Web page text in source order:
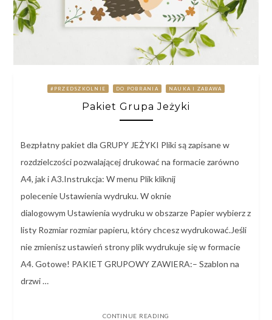
#PRZEDSZKOLNIE DO POBRANIA NAUKA I ZABAWA
Pakiet Grupa Jeżyki
Bezpłatny pakiet dla GRUPY JEŻYKI Pliki są zapisane w
rozdzielczości pozwalającej drukować na formacie zarówno
A4, jak i A3.Instrukcja: W menu Plik kliknij
polecenie Ustawienia wydruku. W oknie
dialogowym Ustawienia wydruku w obszarze Papier wybierz z
listy Rozmiar rozmiar papieru, który chcesz wydrukować.Jeśli
nie zmienisz ustawień strony plik wydrukuje się w formacie
A4. Gotowe! PAKIET GRUPOWY ZAWIERA:– Szablon na
drzwi …
CONTINUE READING